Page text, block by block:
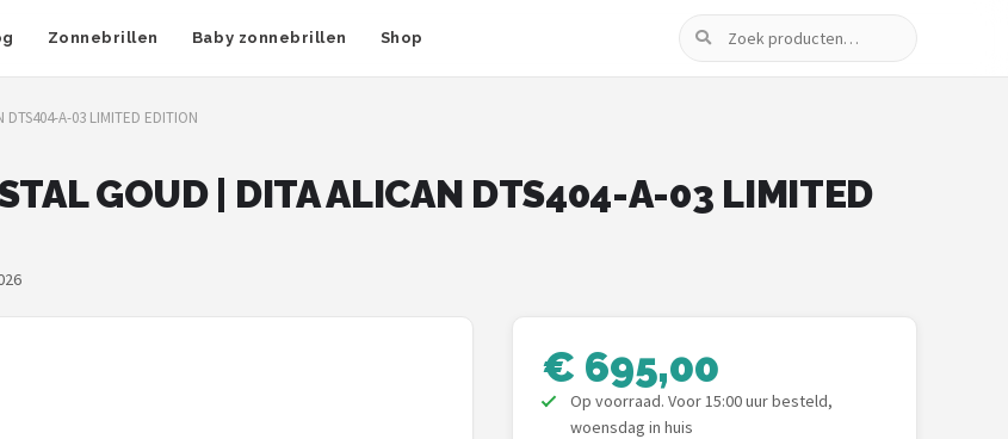
Zonnebrillen Baby zonnebrillen Shop
Zoeken
A-03 LIMITED EDITION
GOUD | DITA ALICAN DTS404-A-03 LIMITED
€ 695,00
Op voorraad. Voor 15:00 uur besteld,
woensdag in huis